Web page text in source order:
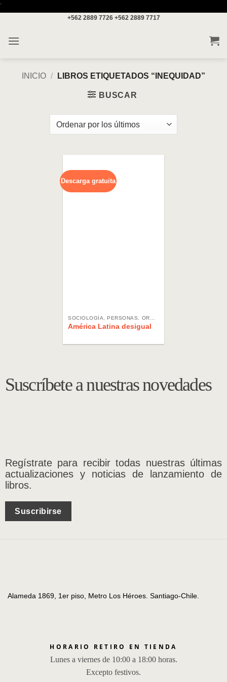
'
+562 2889 7726 +562 2889 7717
INICIO / LIBROS ETIQUETADOS “INEQUIDAD”
BUSCAR
Descarga gratuita
América Latina desigual
Suscríbete a nuestras novedades
Regístrate para recibir todas nuestras últimas
actualizaciones y noticias de lanzamiento de
libros.
Suscribirse
Alameda 1869, 1er piso, Metro Los Héroes. Santiago-Chile.
HORARIO RETIRO EN TIENDA
Lunes a viernes de 10:00 a 18:00 horas.
Excepto festivos.